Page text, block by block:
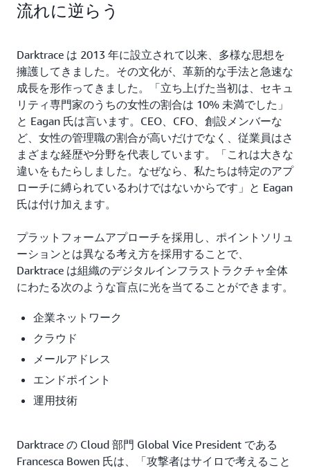
流れに逆らう
Darktrace は 2013 年に設立されて以来、多様な思想を
擁護してきました。その文化が、革新的な手法と急速な
成長を形作ってきました。「立ち上げた当初は、セキュ
リティ専門家のうちの女性の割合は 10% 未満でした」
と Eagan 氏は言います。CEO、CFO、創設メンバーな
ど、女性の管理職の割合が高いだけでなく、従業員はさ
まざまな経歴や分野を代表しています。「これは大きな
違いをもたらしました。なぜなら、私たちは特定のアプ
ローチに縛られているわけではないからです」と Eagan
氏は付け加えます。
プラットフォームアプローチを採用し、ポイントソリュ
ーションとは異なる考え方を採用することで、
Darktrace は組織のデジタルインフラストラクチャ全体
にわたる次のような盲点に光を当てることができます。
企業ネットワーク
クラウド
メールアドレス
エンドポイント
運用技術
Darktrace の Cloud 部門 Global Vice President である
Francesca Bowen 氏は、「攻撃者はサイロで考えること